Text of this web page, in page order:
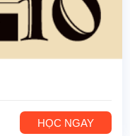
HỌC NGAY